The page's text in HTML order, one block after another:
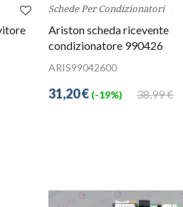
Schede Per Condizionatori
Ariston scheda ricevente
condizionatore 990426
ARIS99042600
38,99 €
31,20 € (-19%)